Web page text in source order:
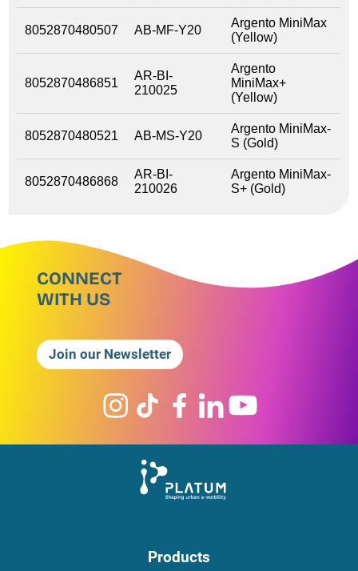
8052870480507 AB-MF-Y20
Argento MiniMax
(Yellow)
8052870486851
AR-BI-
210025
Argento
MiniMax+
(Yellow)
8052870480521 AB-MS-Y20
Argento MiniMax-
S (Gold)
8052870486868
AR-BI-
210026
Argento MiniMax-
S+ (Gold)
CONNECT
WITH US
Join our Newsletter
Products